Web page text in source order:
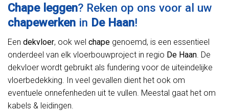
Chape leggen? Reken op ons voor al uw
chapewerken in De Haan!
Een dekvloer, ook wel chape genoemd, is een essentieel
onderdeel van elk vloerbouwproject in regio De Haan. De
dekvloer wordt gebruikt als fundering voor de uiteindelijke
vloerbedekking. In veel gevallen dient het ook om
eventuele onnefenheden uit te vullen. Meestal gaat het om
kabels & leidingen.